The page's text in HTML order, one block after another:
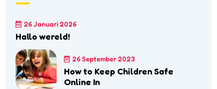
26 Januari 2026
Hallo wereld!
26 September 2023
How to Keep Children Safe
Online In